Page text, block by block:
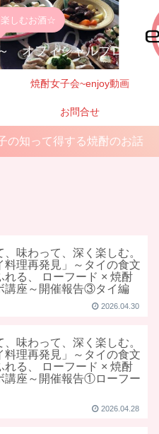
しむお酒☆
オフィシャルブログ
焼酎女子会~enjoy動画
お問合せ
の知って得する焼酎のお話
、味わって、深く楽しむ。
料理再発見」～タイの食文
れる、 ローフード × 焼酎
講座～開催報告③タイ編
2026.04.30
、味わって、深く楽しむ。
料理再発見」～タイの食文
れる、 ローフード × 焼酎
講座～開催報告①ローフー
2026.04.28